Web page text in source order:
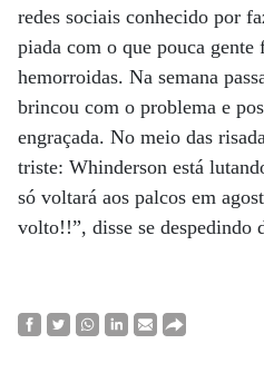
redes sociais conhecido por
piada com o que pouca
hemorroidas. Na semana
brincou com o problema e
engraçada. No meio das
triste: Whinderson está
só voltará aos palcos em
volto!!”, disse se despedindo